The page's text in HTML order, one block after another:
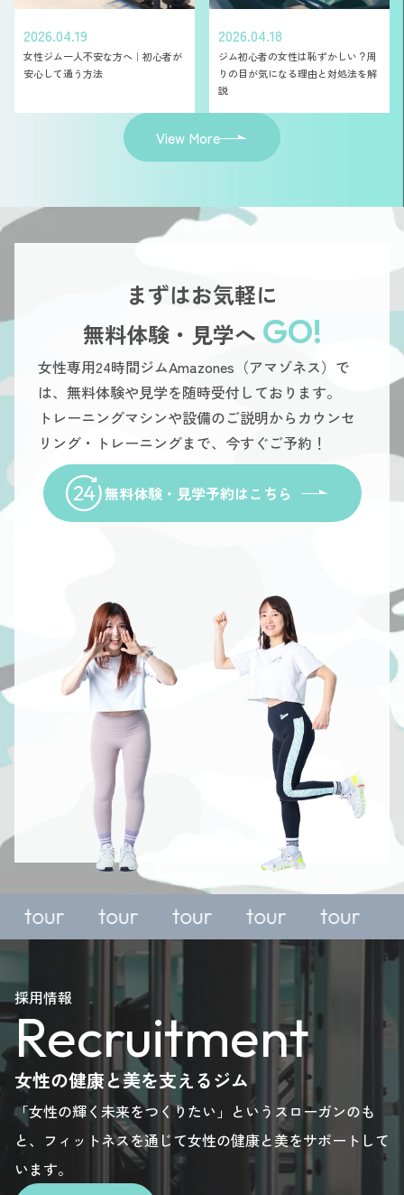
2026.04.19
女性ジム一人不安な方へ｜初心者が
安心して通う方法
2026.04.18
ジム初心者の女性は恥ずかしい？周
りの目が気になる理由と対処法を解
説
View More
まずはお気軽に
無料体験・見学へ GO!
女性専用24時間ジムAmazones（アマゾネス）で
は、無料体験や見学を随時受付しております。
トレーニングマシンや設備のご説明からカウンセ
リング・トレーニングまで、今すぐご予約！
無料体験・見学予約はこちら
tour
enquiry,
please
here.
For a
free
trial or
tour
enquiry,
please
here.
trial or
tour
enquiry,
please
here.
For a
trial or
tour
enquiry,
please
here.
採用情報
Recruitment
女性の健康と美を支えるジム
「女性の輝く未来をつくりたい」というスローガンのも
と、フィットネスを通じて女性の健康と美をサポートして
います。